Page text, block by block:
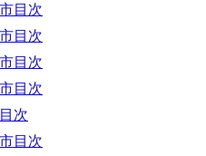
目次
目次
目次
目次
次
目次